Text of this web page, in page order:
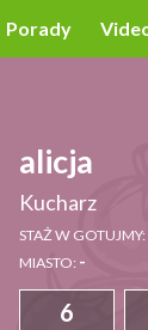
Porady
alicja
Kucharz
STAŻ W GOTUJMY:
MIASTO: -
6